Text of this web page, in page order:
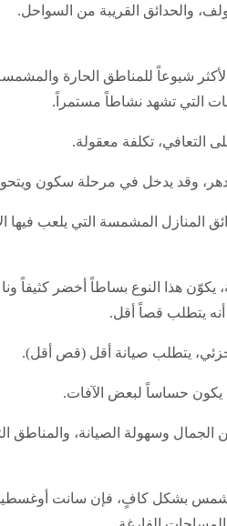
والحدائق القريبة من السواحل.
“تيفواي 419” المحسّنة، الخيار الأكثر
التي تشهد نشاطاً مستمراً.
التعافي، تكلفة معقولة.
المنازل المشمسة التي يلعب فيها
يكوّن هذا النوع بساطاً أخضر
يتطلب قصاً أقل.
يتطلب صيانة أقل (قص أقل).
يكون حساساً لبعض الآفات.
الجمال وسهولة الصيانة، والمناطق
بشكل كافٍ، فإن سانت أوغسطين